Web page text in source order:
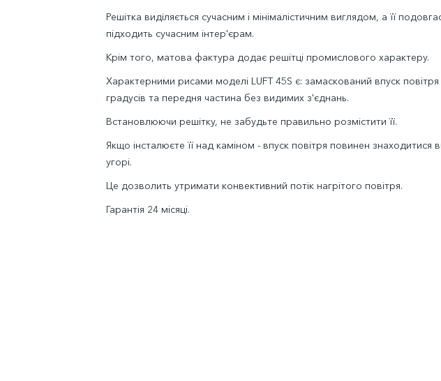
Решітка виділяється сучасним і мінімалістичним виглядом, а її
підходить сучасним інтер'єрам.
Крім того, матова фактура додає решітці промислового характеру.
Характерними рисами моделі LUFT 45S є: замаскований впуск
градусів та передня частина без видимих з'єднань.
Встановлюючи решітку, не забудьте правильно розмістити її.
Якщо інсталюєте її над каміном - впуск повітря повинен знаходитися
угорі.
Це дозволить утримати конвективний потік нагрітого повітря.
Гарантія 24 місяці.